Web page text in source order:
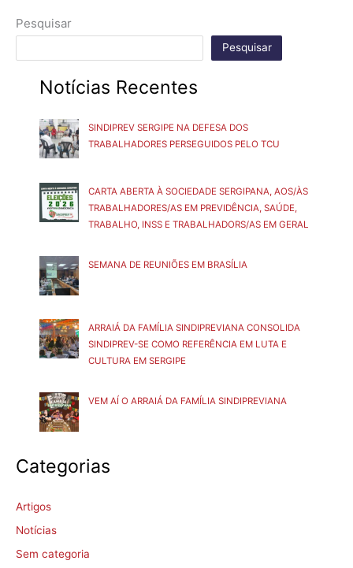
Pesquisar
Pesquisar
Notícias Recentes
SINDIPREV SERGIPE NA DEFESA DOS
TRABALHADORES PERSEGUIDOS PELO TCU
CARTA ABERTA À SOCIEDADE SERGIPANA, AOS/ÀS
TRABALHADORES/AS EM PREVIDÊNCIA, SAÚDE,
TRABALHO, INSS E TRABALHADORS/AS EM GERAL
SEMANA DE REUNIÕES EM BRASÍLIA
ARRAIÁ DA FAMÍLIA SINDIPREVIANA CONSOLIDA
SINDIPREV-SE COMO REFERÊNCIA EM LUTA E
CULTURA EM SERGIPE
VEM AÍ O ARRAIÁ DA FAMÍLIA SINDIPREVIANA
Categorias
Artigos
Notícias
Sem categoria